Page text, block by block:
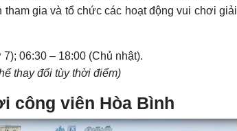
gia và tổ chức các hoạt động vui chơi giải
06:30 – 18:00 (Chủ nhật).
thay đổi tùy thời điểm)
công viên Hòa Bình